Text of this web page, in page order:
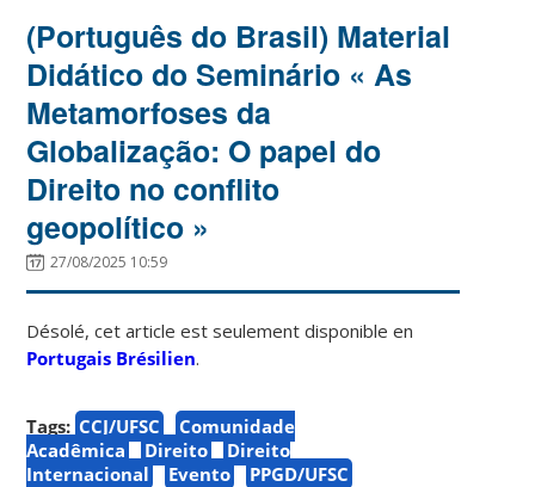
(Português do Brasil) Material
Didático do Seminário « As
Metamorfoses da
Globalização: O papel do
Direito no conflito
geopolítico »
27/08/2025 10:59
Désolé, cet article est seulement disponible en
Portugais Brésilien.
Tags: CCJ/UFSC
Comunidade
Acadêmica
Direito
Direito
Internacional
Evento PPGD/UFSC